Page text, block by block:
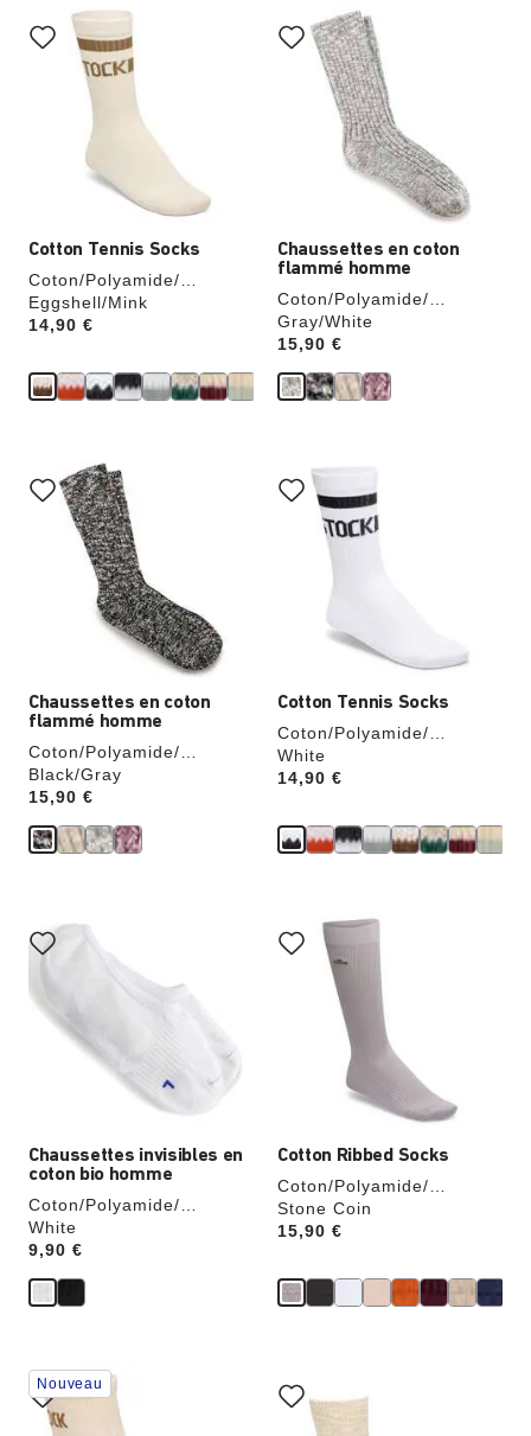
Cotton Tennis Socks
Coton/Polyamide/
Élasthanne
Eggshell/Mink
Price:
14,90 €
Cliquer
sur
les
échantillons
modifiera
Chaussettes en coton
flammé homme
Coton/Polyamide/
Élasthanne
Gray/White
Price:
15,90 €
sur
les
échantillons
couleurs
modifiera
Chaussettes en coton
flammé homme
Coton/Polyamide/
Élasthanne
Black/Gray
Price:
15,90 €
sur
les
échantillons
couleurs
Cotton Tennis Socks
Coton/Polyamide/
Élasthanne
White
Price:
14,90 €
Cliquer
sur
les
échantillons
couleurs
Chaussettes invisibles en
coton bio homme
Coton/Polyamide/
Élasthanne
White
Price:
9,90 €
sur
les
échantillons
de
couleurs
modifiera
Cotton Ribbed Socks
Coton/Polyamide/
Élasthanne
Stone Coin
Price:
15,90 €
Cliquer
sur
les
échantillons
Cliquer
sur
les
Nouveau
sur
les